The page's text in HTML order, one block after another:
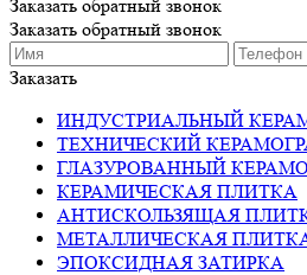
Заказать обратный звонок
Заказать обратный звонок
Заказать
ИНДУСТРИАЛЬНЫЙ
ТЕХНИЧЕСКИЙ
ГЛАЗУРОВАННЫЙ
КЕРАМИЧЕСКАЯ ПЛИТКА
АНТИСКОЛЬЗЯЩАЯ
МЕТАЛЛИЧЕСКАЯ
ЭПОКСИДНАЯ ЗАТИРКА